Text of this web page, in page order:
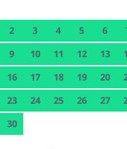
2
3 4 5 6
9
10 11 12 13
16
17 18 19 20
23
24 25 26 27
30